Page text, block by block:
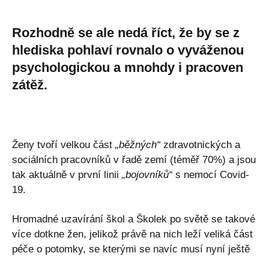
Rozhodně se ale nedá říct, že by se z
hlediska pohlaví rovnalo o vyváženou
psychologickou a mnohdy i pracoven
zátěž.
Ženy tvoří velkou část „běžných“ zdravotnických a
sociálních pracovníků v řadě zemí (téměř 70%) a jsou
tak aktuálně v první linii „bojovníků“ s nemocí Covid-
19.
Hromadné uzavírání škol a Školek po světě se takové
více dotkne žen, jelikož právě na nich leží veliká část
péče o potomky, se kterými se navíc musí nyní ještě